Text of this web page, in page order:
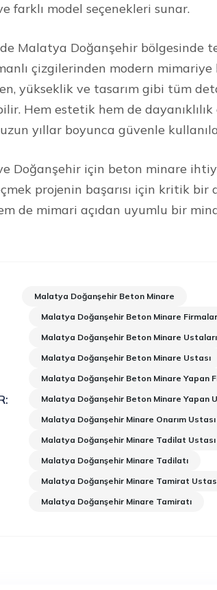
farklı model seçenekleri sunar.
Malatya Doğanşehir bölgesinde
çizgilerinden modern
yükseklik ve tasarım gibi tüm
Hem estetik hem de
yıllar boyunca güvenle
Doğanşehir için beton minare
projenin başarısı için kritik bir
de mimari açıdan uyumlu bir
Malatya Doğanşehir Beton Minare
Malatya Doğanşehir Beton Minare
Malatya Doğanşehir Beton Minare Ustaları
Malatya Doğanşehir Beton Minare Ustası
Malatya Doğanşehir Beton Minare Yapan
Malatya Doğanşehir Beton Minare Yapan
Malatya Doğanşehir Minare Onarım Ustası
Malatya Doğanşehir Minare Tadilat Ustası
Malatya Doğanşehir Minare Tadilatı
Malatya Doğanşehir Minare Tamirat
Malatya Doğanşehir Minare Tamiratı